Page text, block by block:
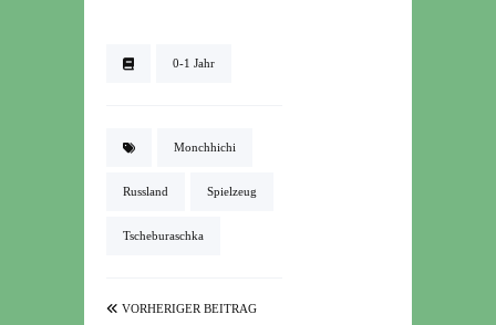
0-1 Jahr
Monchhichi
Russland Spielzeug
Tscheburaschka
VORHERIGER BEITRAG